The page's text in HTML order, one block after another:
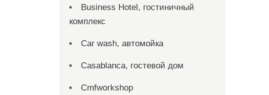
Business Hotel, гостиничный
комплекс
Car wash, автомойка
Casablanca, гостевой дом
Cmfworkshop